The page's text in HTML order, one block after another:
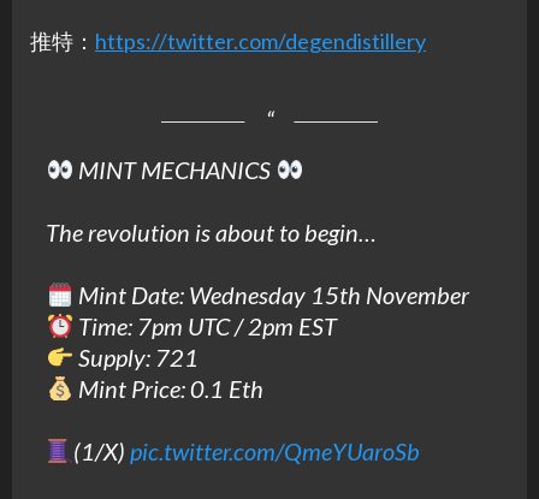
推特： https://twitter.com/degendistillery
MINT MECHANICS
The revolution is about to begin…
Mint Date: Wednesday 15th November
Time: 7pm UTC / 2pm EST
Supply: 721
Mint Price: 0.1 Eth
(1/X)pic.twitter.com/QmeYUaroSb